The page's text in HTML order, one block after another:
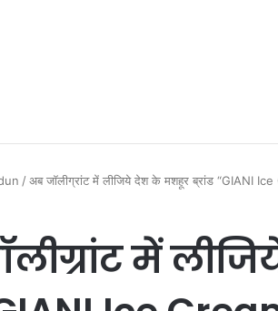
/अब जॉलीग्रांट में लीजिये देश के मशहूर ब्रांड “GIANI
में